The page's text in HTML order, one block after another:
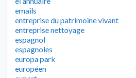
emails
entreprise du patrimoine vivant
entreprise nettoyage
espagnol
espagnoles
europa park
européen